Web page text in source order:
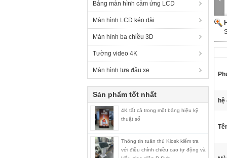
Bảng màn hình cảm ứng LCD
Màn hình LCD kéo dài
Màn hình ba chiều 3D
Tường video 4K
Màn hình tựa đầu xe
Sản phẩm tốt nhất
4K tất cả trong một bảng hiệu kỹ
thuật số
Thông tin tuân thủ Kiosk kiểm tra
với điều chỉnh chiều cao tự động và
hệ